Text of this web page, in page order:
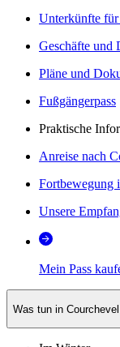
Unterkünfte für
Geschäfte und
Pläne und
Fußgängerpass
Praktische
Anreise nach
Fortbewegung
Unsere
Mein Pass
Was tun in Courchevel